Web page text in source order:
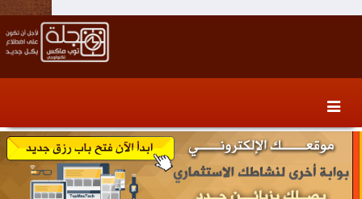
content
secondary
content